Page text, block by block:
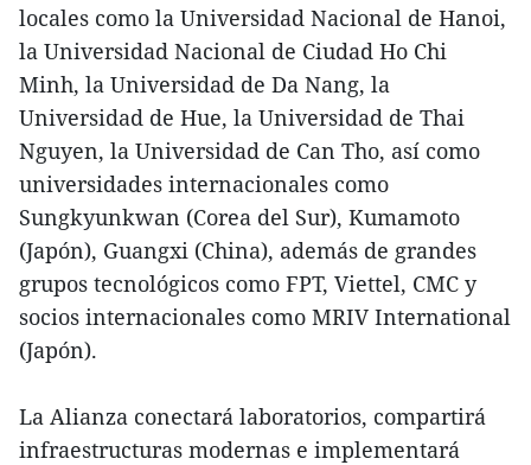
locales como la Universidad Nacional de Hanoi,
la Universidad Nacional de Ciudad Ho Chi
Minh, la Universidad de Da Nang, la
Universidad de Hue, la Universidad de Thai
Nguyen, la Universidad de Can Tho, así como
universidades internacionales como
Sungkyunkwan (Corea del Sur), Kumamoto
(Japón), Guangxi (China), además de grandes
grupos tecnológicos como FPT, Viettel, CMC y
socios internacionales como MRIV International
(Japón).
La Alianza conectará laboratorios, compartirá
infraestructuras modernas e implementará